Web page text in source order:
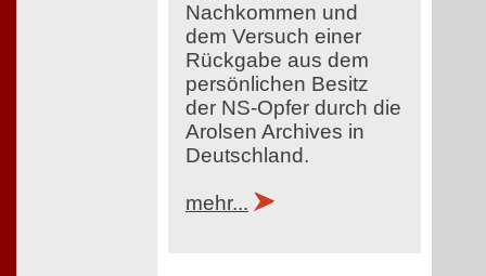
Nachkommen und
dem Versuch einer
Rückgabe aus dem
persönlichen Besitz
der NS-Opfer durch die
Arolsen Archives in
Deutschland.
mehr...